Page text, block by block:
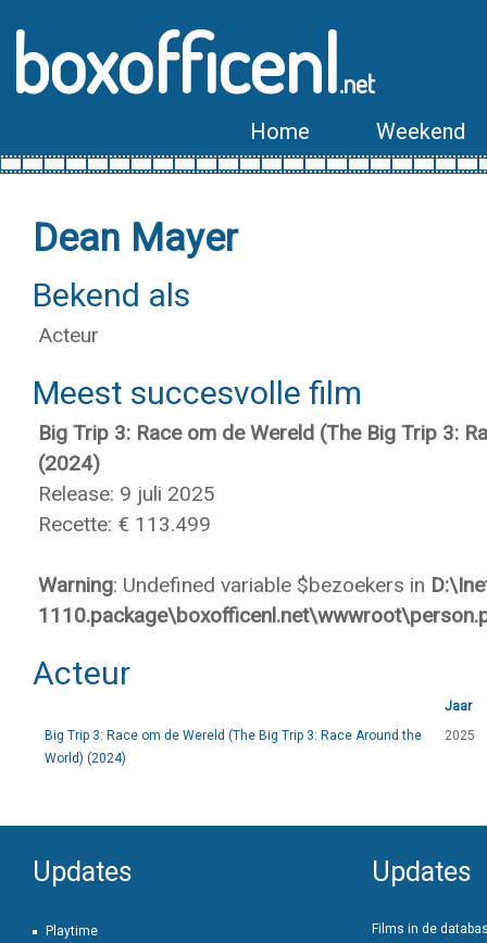
boxofficenl.net
Home Weekend
Dean Mayer
Bekend als
Acteur
Meest succesvolle film
Big Trip 3: Race om de Wereld (The Big Trip 3:
(2024)
Release: 9 juli 2025
Recette: € 113.499
Warning: Undefined variable $bezoekers in
Acteur
Jaar
Big Trip 3: Race om de Wereld (The Big Trip 3: Race Around the
World) (2024)
2025
Updates
Playtime
Updates
Films in de